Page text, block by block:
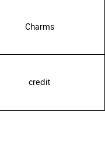
Charms
credit